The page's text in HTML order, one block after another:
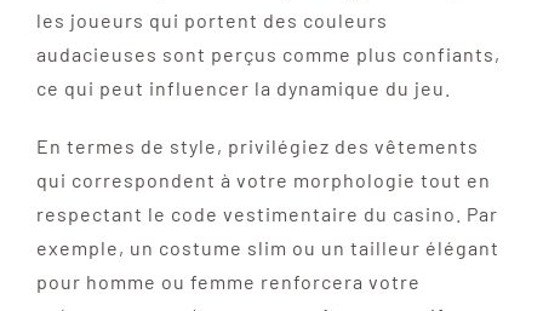
les joueurs qui portent des couleurs
audacieuses sont perçus comme plus confiants,
ce qui peut influencer la dynamique du jeu.
En termes de style, privilégiez des vêtements
qui correspondent à votre morphologie tout en
respectant le code vestimentaire du casino. Par
exemple, un costume slim ou un tailleur élégant
pour homme ou femme renforcera votre